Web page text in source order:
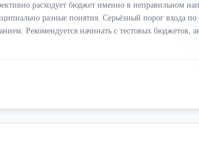
расходует бюджет именно в неправильном
разные понятия. Серьёзный порог входа
Рекомендуется начинать с тестовых бюджетов,